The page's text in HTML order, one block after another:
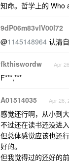
知命。哲学上的 Who
9dP06m83vIV00l72
@1145148964 认清
fkthiswordw Apr
F***,***
A01514035 Apr 26,
感觉还行啊，从小到
不过还在读书还没进
但总体感觉应该也还
好的。
但我觉得过的还好的